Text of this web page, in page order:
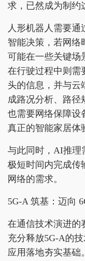
求，已然成为制约
人形机器人需要
智能决策，若网络
可能在一些关键场
在行驶过程中则需
头的信息，并与云
成路况分析、路径
也需要网络保障设
真正的智能家居体
与此同时，AI推理
极短时间内完成传
网络的需求。
5G-A 筑基：迈向
在通信技术演进的
充分释放5G-A的
应用落地夯实基础